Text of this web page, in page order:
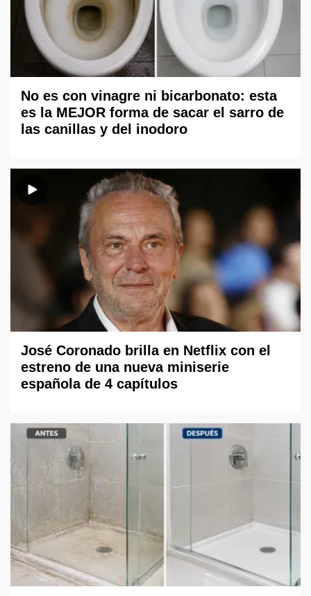
No es con vinagre ni bicarbonato: esta
es la MEJOR forma de sacar el sarro de
las canillas y del inodoro
José Coronado brilla en Netflix con el
estreno de una nueva miniserie
española de 4 capítulos